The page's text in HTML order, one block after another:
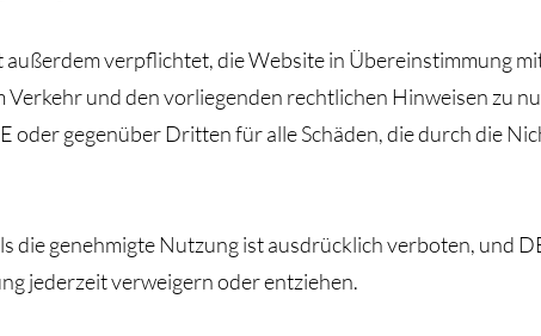
verpflichtet, die Website in Übereinstimmung
Verkehr und den vorliegenden rechtlichen Hinweisen zu
oder gegenüber Dritten für alle Schäden, die durch die
die genehmigte Nutzung ist ausdrücklich verboten, und
jederzeit verweigern oder entziehen.